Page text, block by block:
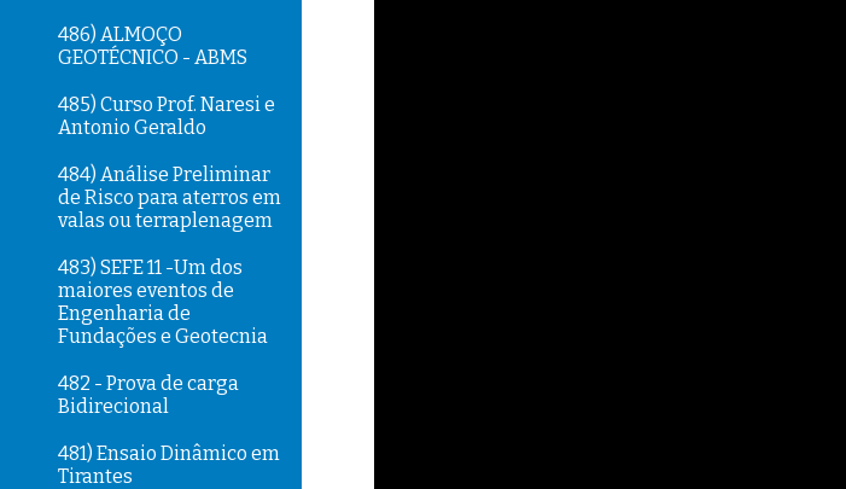
486) ALMOÇO
GEOTÉCNICO - ABMS
485) Curso Prof. Naresi e
Antonio Geraldo
484) Análise Preliminar
de Risco para aterros em
valas ou terraplenagem
483) SEFE 11 -Um dos
maiores eventos de
Engenharia de
Fundações e Geotecnia
482 - Prova de carga
Bidirecional
481) Ensaio Dinâmico em
Tirantes